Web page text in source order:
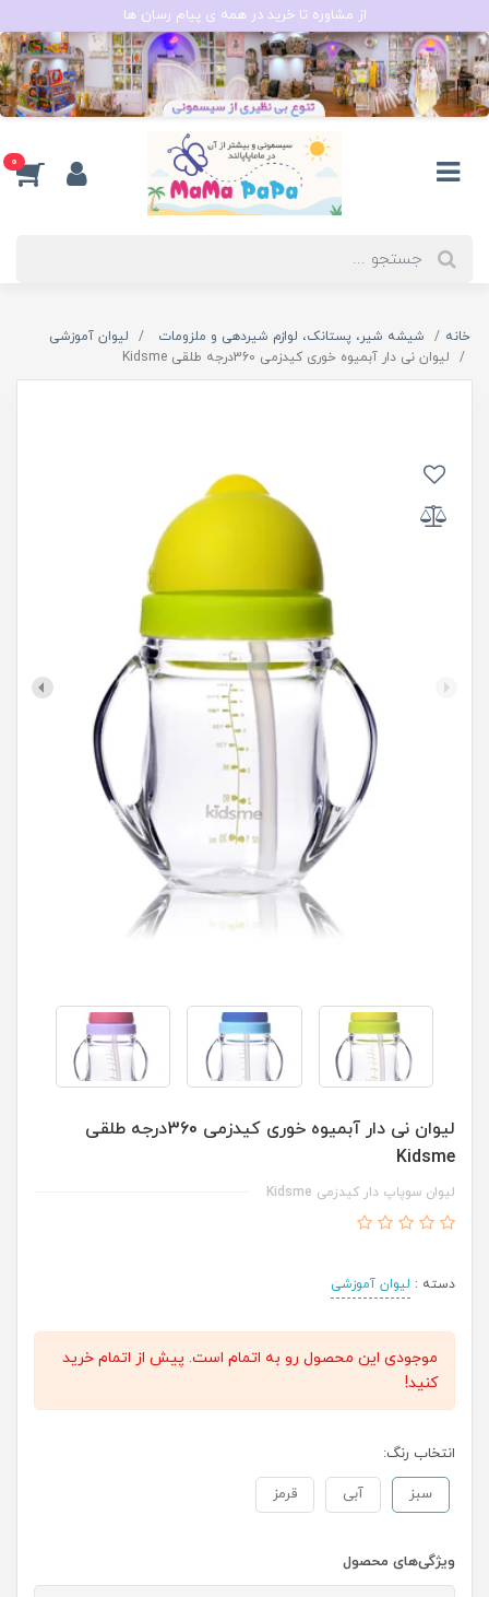
از مشاوره تا خرید در همه ی پیام رسان ها
0
خانه شیشه شیر، پستانک، لوازم شیردهی و ملزومات
لیوان آموزشی
لیوان نی دار آبمیوه خوری کیدزمی 360درجه طلقی Kidsme
لیوان نی دار آبمیوه خوری کیدزمی 360درجه طلقی
Kidsme
لیوان سوپاپ دار کیدزمی Kidsme
دسته : لیوان آموزشی
موجودی این محصول رو به اتمام است. پیش از اتمام خرید
کنید!
انتخاب رنگ:
سبز آبی قرمز
ویژگی‌های محصول